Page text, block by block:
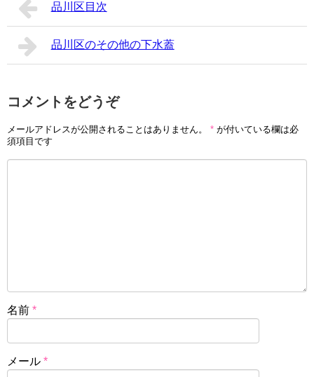
品川区目次
品川区のその他の下水蓋
コメントをどうぞ
メールアドレスが公開されることはありません。 * が付いている欄は必
須項目です
名前 *
メール *